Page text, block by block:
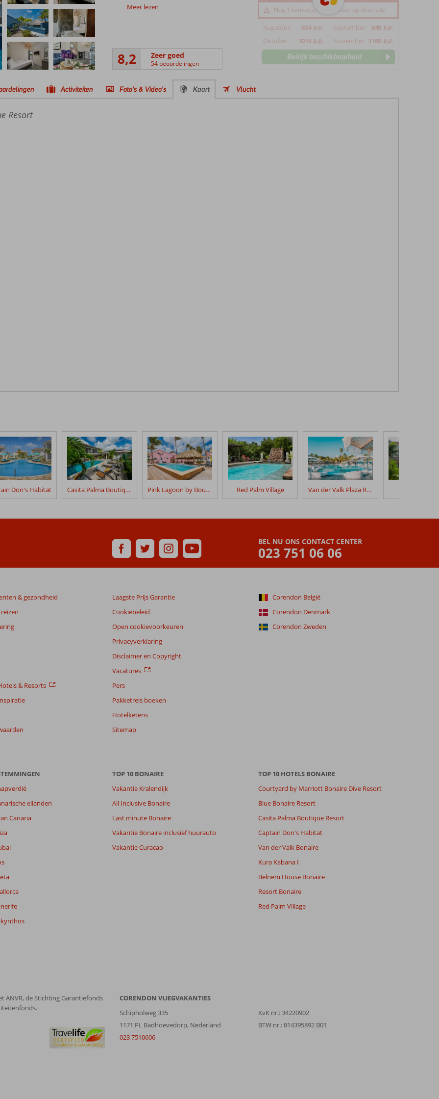
Meer lezen
8,2 Zeer goed
54 beoordelingen
Nog 1 kamer(s) beschikbaar op deze site
Augustus 924 p.p. September 849 p.p.
Oktober 1014 p.p. November 1169 p.p.
Bekijk beschikbaarheid
Activiteiten Foto's & Video's Kaart Vlucht
Resort
-
Alle
Don's Habitat Casita Palma Boutique Resort Pink Lagoon by Boutique Bonaire Unique Resorts Red Palm Village Van der Valk Plaza Royal Residence Bonaire
BEL NU ONS CONTACT CENTER
023 751 06 06
& gezondheid
& Resorts
Laagste Prijs Garantie
Cookiebeleid
Open cookievoorkeuren
Privacyverklaring
Disclaimer en Copyright
Vacatures
Pers
Pakketreis boeken
Hotelketens
Sitemap
Corendon België
Corendon Denmark
Corendon Zweden
eilanden
Canaria
TOP 10 BONAIRE
Vakantie Kralendijk
All Inclusive Bonaire
Last minute Bonaire
Vakantie Bonaire inclusief huurauto
Vakantie Curacao
TOP 10 HOTELS BONAIRE
Courtyard by Marriott Bonaire Dive Resort
Blue Bonaire Resort
Casita Palma Boutique Resort
Captain Don's Habitat
Van der Valk Bonaire
Kura Kabana I
Belnem House Bonaire
Resort Bonaire
Red Palm Village
ANVR, de Stichting Garantiefonds
CORENDON VLIEGVAKANTIES
Schipholweg 335
1171 PL Badhoevedorp, Nederland
023 7510606
KvK nr.: 34220902
BTW nr.: 814395892 B01